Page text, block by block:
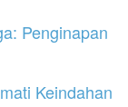
Penginapan
Keindahan